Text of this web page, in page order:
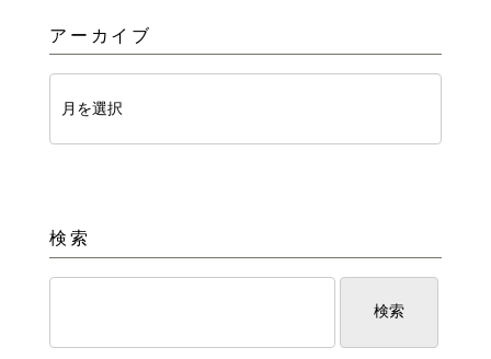
アーカイブ
検索